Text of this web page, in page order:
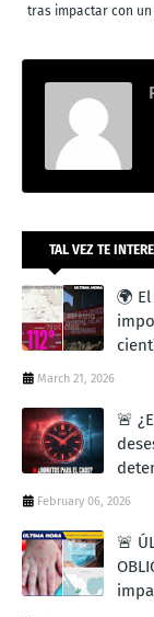
tras impactar con un
TAL VEZ TE
🌍
March 21, 2026
🚨
February 06, 2026
🚨